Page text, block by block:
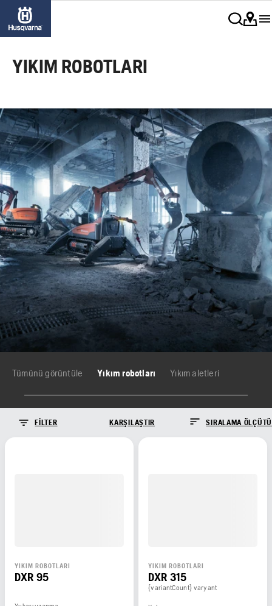
YIKIM ROBOTLARI
Tümünü görüntüle Yıkım robotları Yıkım aletleri
FILTER KARŞILAŞTIR SIRALAMA ÖLÇÜTÜ
YIKIM ROBOTLARI
DXR 95
YIKIM ROBOTLARI
DXR 315
{variantCount} varyant